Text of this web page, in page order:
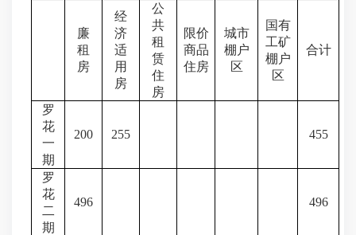
廉
租
房
经
济
适
用
房
公
共
租
赁
住
房
限价
商品
住房
城市
棚户
区
国有
工矿
棚户
区
合计
罗
花
一
期
200 255 455
罗
花
二
期
496 496